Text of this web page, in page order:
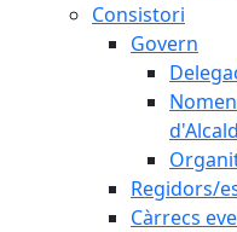
Consistori
Govern
Regidors/
Càrrecs